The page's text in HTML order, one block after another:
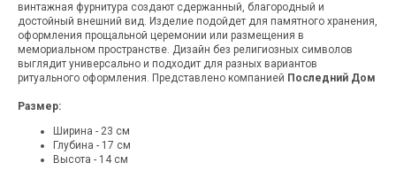
винтажная фурнитура создают сдержанный, благородный и
достойный внешний вид. Изделие подойдет для памятного хранения,
оформления прощальной церемонии или размещения в
мемориальном пространстве. Дизайн без религиозных символов
выглядит универсально и подходит для разных вариантов
ритуального оформления. Представлено компанией Последний Дом
Размер:
Ширина - 23 см
Глубина - 17 см
Высота - 14 см